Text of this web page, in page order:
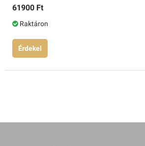
61900 Ft
Raktáron
Érdekel